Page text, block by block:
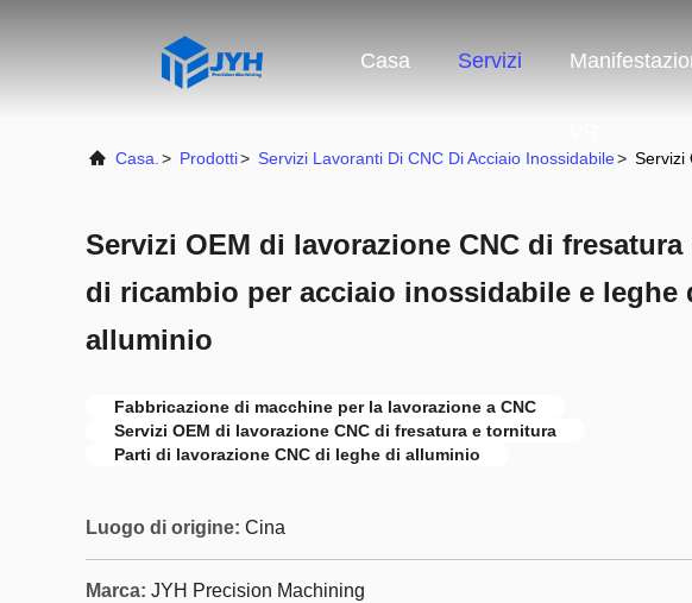
Casa Servizi
Casa. > Prodotti> Servizi Lavoranti Di CNC Di Acciaio Inossidabile> Servizi
Servizi OEM di lavorazione CNC di fresatura
di ricambio per acciaio inossidabile e leghe
alluminio
Fabbricazione di macchine per la lavorazione a CNC
Servizi OEM di lavorazione CNC di fresatura e tornitura
Parti di lavorazione CNC di leghe di alluminio
Luogo di origine: Cina
Marca: JYH Precision Machining